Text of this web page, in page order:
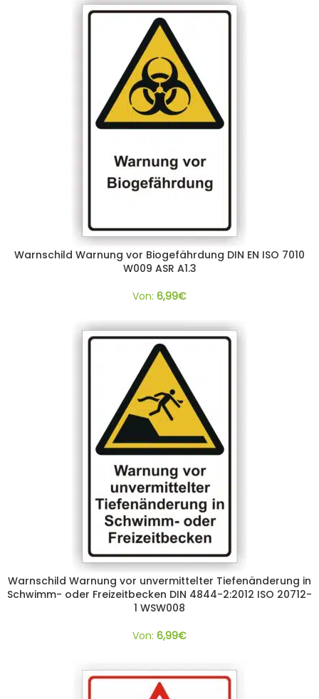
Warnschild Warnung vor Biogefährdung DIN EN ISO 7010
W009 ASR A1.3
Von: 6,99€
Warnschild Warnung vor unvermittelter Tiefenänderung in
Schwimm- oder Freizeitbecken DIN 4844-2:2012 ISO 20712-
1 WSW008
Von: 6,99€